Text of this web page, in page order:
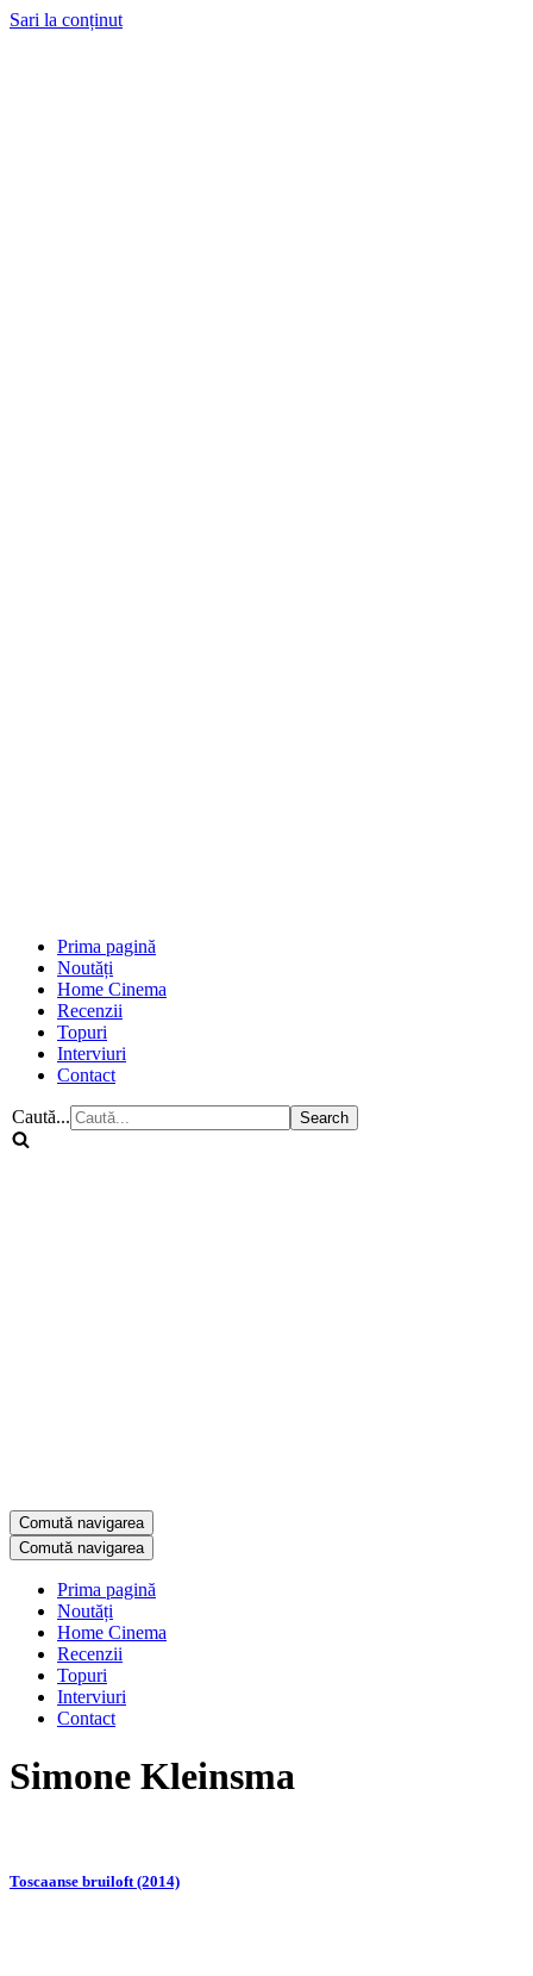
Sari la conținut
Prima pagină
Noutăți
Home Cinema
Recenzii
Topuri
Interviuri
Contact
Caută...
Comută navigarea
Comută navigarea
Prima pagină
Noutăți
Home Cinema
Recenzii
Topuri
Interviuri
Contact
Simone Kleinsma
Toscaanse bruiloft (2014)